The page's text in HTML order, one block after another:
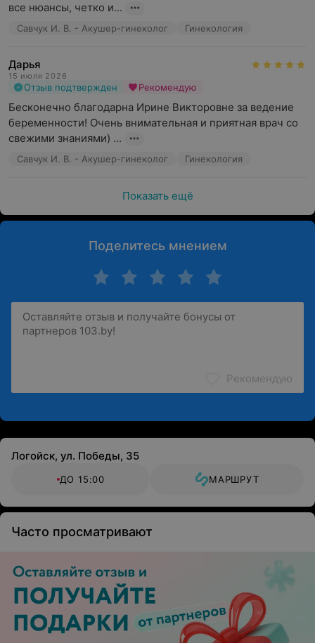
все нюансы, четко и...
Савчук И. В. - Акушер-гинеколог Гинекология
Дарья
15 июля 2026
Отзыв подтвержден Рекомендую
Бесконечно благодарна Ирине Викторовне за ведение
беременности! Очень внимательная и приятная врач со
свежими знаниями) ...
Савчук И. В. - Акушер-гинеколог Гинекология
Показать ещё
Поделитесь мнением
Рекомендую
Логойск, ул. Победы, 35
ДО 15:00 МАРШРУТ
Часто просматривают